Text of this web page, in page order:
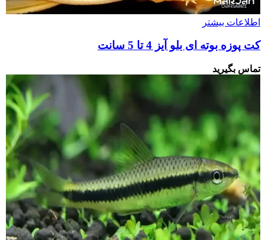
اطلاعات بیشتر
کت پوزه بوته ای بلو آیز 4 تا 5 سانت
تماس بگیرید